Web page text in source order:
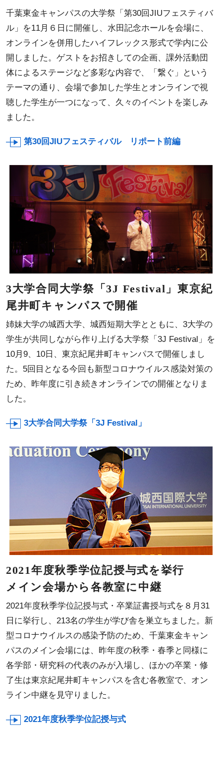
千葉東金キャンパスの大学祭「第30回JIUフェスティバ
ル」を11月６日に開催し、水田記念ホールを会場に、
オンラインを併用したハイフレックス形式で学内に公
開しました。ゲストをお招きしての企画、課外活動団
体によるステージなど多彩な内容で、「繋ぐ」という
テーマの通り、会場で参加した学生とオンラインで視
聴した学生が一つになって、久々のイベントを楽しみ
ました。
第30回JIUフェスティバル リポート前編
3大学合同大学祭「3J Festival」東京紀
尾井町キャンパスで開催
姉妹大学の城西大学、城西短期大学とともに、3大学の
学生が共同しながら作り上げる大学祭「3J Festival」を
10月9、10日、東京紀尾井町キャンパスで開催しまし
た。5回目となる今回も新型コロナウイルス感染対策の
ため、昨年度に引き続きオンラインでの開催となりま
した。
3大学合同大学祭「3J Festival」
2021年度秋季学位記授与式を挙行
メイン会場から各教室に中継
2021年度秋季学位記授与式・卒業証書授与式を８月31
日に挙行し、213名の学生が学び舎を巣立ちました。新
型コロナウイルスの感染予防のため、千葉東金キャン
パスのメイン会場には、昨年度の秋季・春季と同様に
各学部・研究科の代表のみが入場し、ほかの卒業・修
了生は東京紀尾井町キャンパスを含む各教室で、オン
ライン中継を見守りました。
2021年度秋季学位記授与式